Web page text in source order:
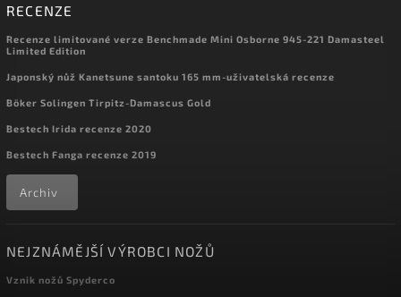
RECENZE
Recenze limitované verze Benchmade Mini Osborne 945-221 Damasteel
Limited Edition
Japonský nůž Kanetsune santoku 165 mm-uživatelská recenze
Böker Solingen Tirpitz-Damascus Gold
Bestech Irida recenze 2020
Bestech Fanga recenze 2019
Archiv
NEJZNÁMĚJŠÍ VÝROBCI NOŽŮ
Vznik nožů Spyderco